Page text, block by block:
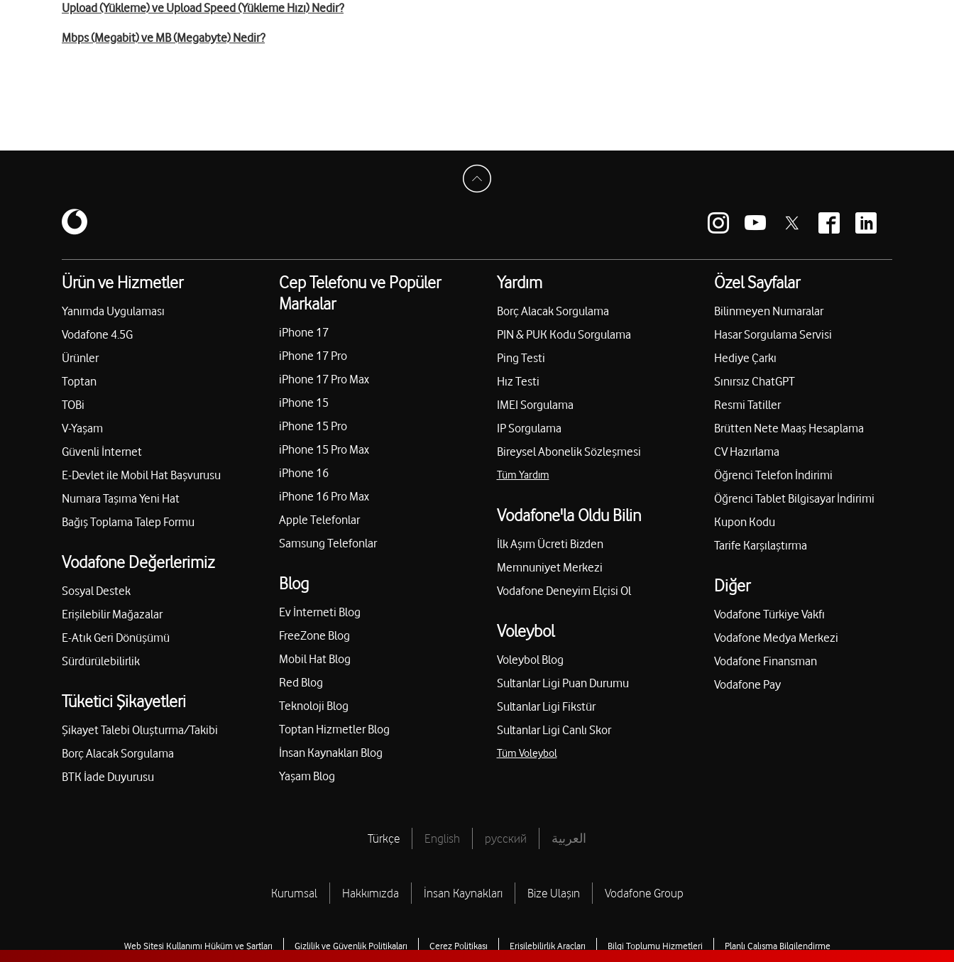
Upload (Yükleme) ve Upload Speed (Yükleme Hızı) Nedir?
Mbps (Megabit) ve MB (Megabyte) Nedir?
Ürün ve Hizmetler
Yanımda Uygulaması
Vodafone 4.5G
Ürünler
Toptan
TOBi
V-Yaşam
Güvenli İnternet
E-Devlet ile Mobil Hat Başvurusu
Numara Taşıma Yeni Hat
Bağış Toplama Talep Formu
Vodafone Değerlerimiz
Sosyal Destek
Erişilebilir Mağazalar
E-Atık Geri Dönüşümü
Sürdürülebilirlik
Tüketici Şikayetleri
Şikayet Talebi Oluşturma/Takibi
Borç Alacak Sorgulama
BTK İade Duyurusu
Cep Telefonu ve Popüler
Markalar
iPhone 17
iPhone 17 Pro
iPhone 17 Pro Max
iPhone 15
iPhone 15 Pro
iPhone 15 Pro Max
iPhone 16
iPhone 16 Pro Max
Apple Telefonlar
Samsung Telefonlar
Blog
Ev İnterneti Blog
FreeZone Blog
Mobil Hat Blog
Red Blog
Teknoloji Blog
Toptan Hizmetler Blog
İnsan Kaynakları Blog
Yaşam Blog
Yardım
Borç Alacak Sorgulama
PIN & PUK Kodu Sorgulama
Ping Testi
Hız Testi
IMEI Sorgulama
IP Sorgulama
Bireysel Abonelik Sözleşmesi
Tüm Yardım
Vodafone'la Oldu Bilin
İlk Aşım Ücreti Bizden
Memnuniyet Merkezi
Vodafone Deneyim Elçisi Ol
Voleybol
Voleybol Blog
Sultanlar Ligi Puan Durumu
Sultanlar Ligi Fikstür
Sultanlar Ligi Canlı Skor
Tüm Voleybol
Özel Sayfalar
Bilinmeyen Numaralar
Hasar Sorgulama Servisi
Hediye Çarkı
Sınırsız ChatGPT
Resmi Tatiller
Brütten Nete Maaş Hesaplama
CV Hazırlama
Öğrenci Telefon İndirimi
Öğrenci Tablet Bilgisayar İndirimi
Kupon Kodu
Tarife Karşılaştırma
Diğer
Vodafone Türkiye Vakfı
Vodafone Medya Merkezi
Vodafone Finansman
Vodafone Pay
Türkçe English русский العربية
Kurumsal Hakkımızda İnsan Kaynakları Bize Ulaşın Vodafone Group
Web Sitesi Kullanımı Hüküm ve Şartları Gizlilik ve Güvenlik Politikaları Çerez Politikası Erişilebilirlik Araçları Bilgi Toplumu Hizmetleri Planlı Çalışma Bilgilendirme